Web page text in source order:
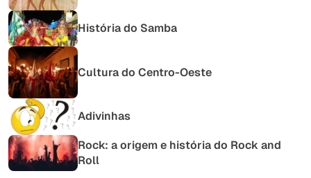
História do Samba
Cultura do Centro-Oeste
Adivinhas
Rock: a origem e história do Rock and
Roll